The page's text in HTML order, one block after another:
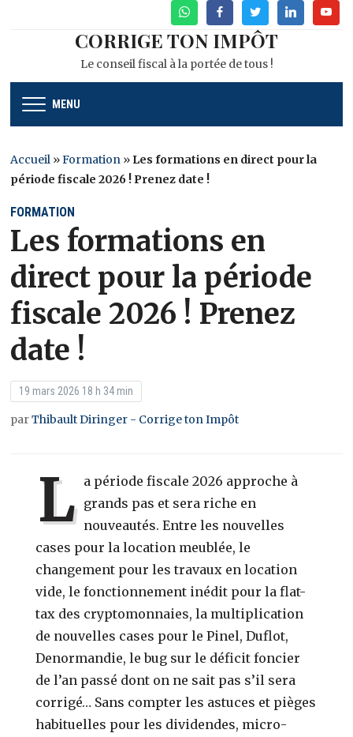
WhatsAppFacebookTwitterLinkedin
CORRIGE TON IMPÔT
Le conseil fiscal à la portée de tous !
MENU
Accueil »Formation » Les formations en direct pour la
période fiscale 2026 ! Prenez date !
FORMATION
Les formations en
direct pour la période
fiscale 2026 ! Prenez
date !
19 mars 2026 18 h 34 min
parThibault Diringer - Corrige ton Impôt
L a période fiscale 2026 approche à
grands pas et sera riche en
nouveautés. Entre les nouvelles
cases pour la location meublée, le
changement pour les travaux en location
vide, le fonctionnement inédit pour la flat-
tax des cryptomonnaies, la multiplication
de nouvelles cases pour le Pinel, Duflot,
Denormandie, le bug sur le déficit foncier
de l’an passé dont on ne sait pas s’il sera
corrigé… Sans compter les astuces et pièges
habituelles pour les dividendes, micro-